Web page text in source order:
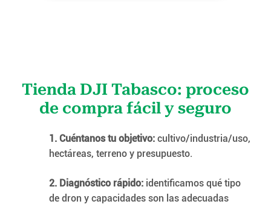
Tienda DJI Tabasco: proceso
de compra fácil y seguro
1. Cuéntanos tu objetivo:cultivo/industria/uso,
hectáreas, terreno y presupuesto.
2. Diagnóstico rápido:identificamos qué tipo
de dron y capacidades son las adecuadas